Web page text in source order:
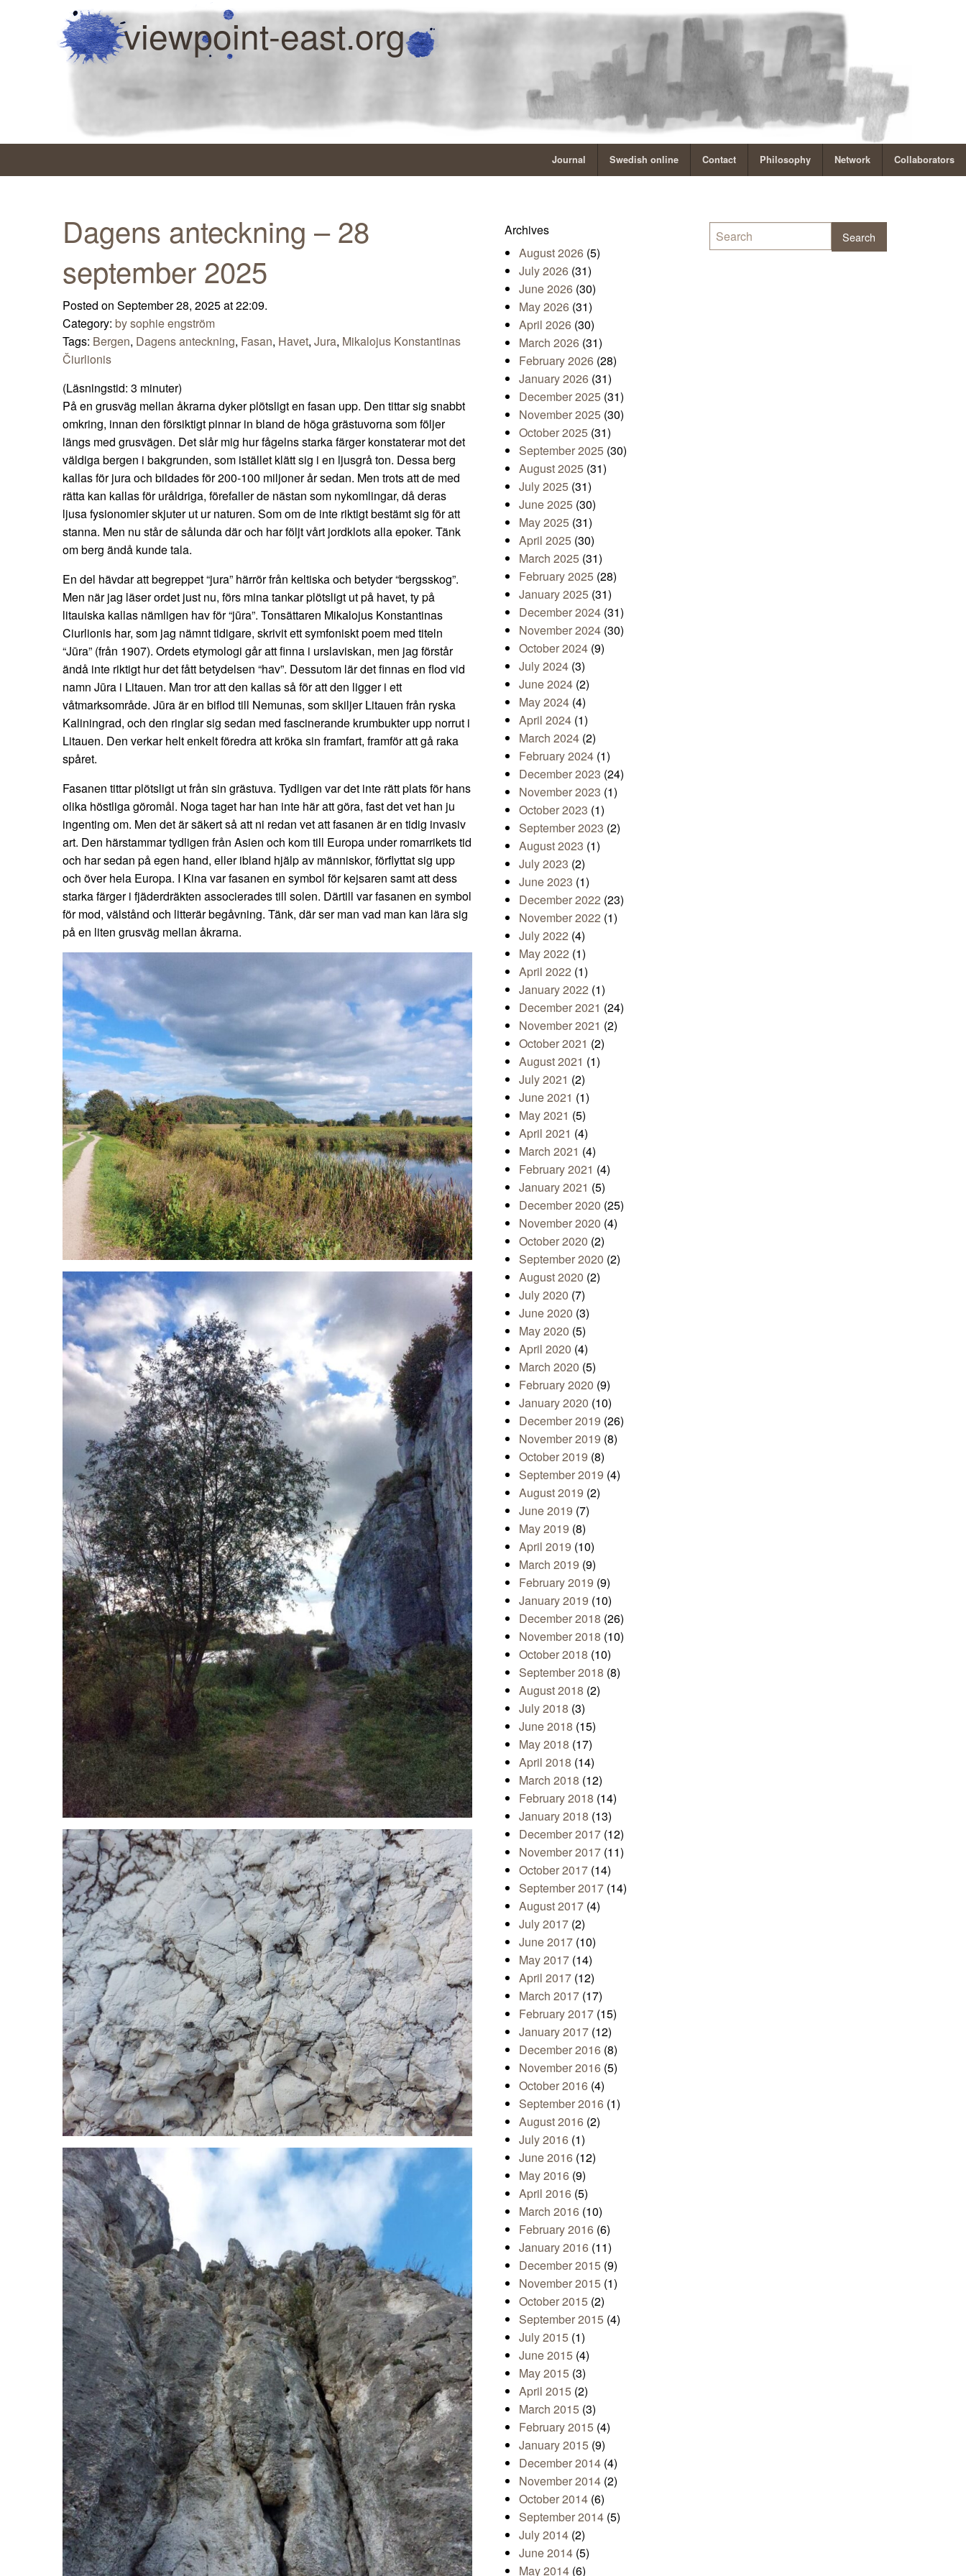
viewpoint-east.org
Journal Swedish online Contact Philosophy Network Collaborators
Dagens anteckning – 28
september 2025
Posted on September 28, 2025 at 22:09.
Category: by sophie engström
Tags: Bergen, Dagens anteckning, Fasan, Havet, Jura, Mikalojus Konstantinas
Čiurlionis
(Läsningstid: 3 minuter)
På en grusväg mellan åkrarna dyker plötsligt en fasan upp. Den tittar sig snabbt
omkring, innan den försiktigt pinnar in bland de höga grästuvorna som följer
längs med grusvägen. Det slår mig hur fågelns starka färger konstaterar mot det
väldiga bergen i bakgrunden, som istället klätt sig i en ljusgrå ton. Dessa berg
kallas för jura och bildades för 200-100 miljoner år sedan. Men trots att de med
rätta kan kallas för uråldriga, förefaller de nästan som nykomlingar, då deras
ljusa fysionomier skjuter ut ur naturen. Som om de inte riktigt bestämt sig för att
stanna. Men nu står de sålunda där och har följt vårt jordklots alla epoker. Tänk
om berg ändå kunde tala.
En del hävdar att begreppet “jura” härrör från keltiska och betyder “bergsskog”.
Men när jag läser ordet just nu, förs mina tankar plötsligt ut på havet, ty på
litauiska kallas nämligen hav för “jūra”. Tonsättaren Mikalojus Konstantinas
Ciurlionis har, som jag nämnt tidigare, skrivit ett symfoniskt poem med titeln
“Jūra” (från 1907). Ordets etymologi går att finna i urslaviskan, men jag förstår
ändå inte riktigt hur det fått betydelsen “hav”. Dessutom lär det finnas en flod vid
namn Jūra i Litauen. Man tror att den kallas så för att den ligger i ett
våtmarksområde. Jūra är en biflod till Nemunas, som skiljer Litauen från ryska
Kaliningrad, och den ringlar sig sedan med fascinerande krumbukter upp norrut i
Litauen. Den verkar helt enkelt föredra att kröka sin framfart, framför att gå raka
spåret.
Fasanen tittar plötsligt ut från sin grästuva. Tydligen var det inte rätt plats för hans
olika höstliga göromål. Noga taget har han inte här att göra, fast det vet han ju
ingenting om. Men det är säkert så att ni redan vet att fasanen är en tidig invasiv
art. Den härstammar tydligen från Asien och kom till Europa under romarrikets tid
och har sedan på egen hand, eller ibland hjälp av människor, förflyttat sig upp
och över hela Europa. I Kina var fasanen en symbol för kejsaren samt att dess
starka färger i fjäderdräkten associerades till solen. Därtill var fasanen en symbol
för mod, välstånd och litterär begåvning. Tänk, där ser man vad man kan lära sig
på en liten grusväg mellan åkrarna.
Archives
August 2026 (5)
July 2026 (31)
June 2026 (30)
May 2026 (31)
April 2026 (30)
March 2026 (31)
February 2026 (28)
January 2026 (31)
December 2025 (31)
November 2025 (30)
October 2025 (31)
September 2025 (30)
August 2025 (31)
July 2025 (31)
June 2025 (30)
May 2025 (31)
April 2025 (30)
March 2025 (31)
February 2025 (28)
January 2025 (31)
December 2024 (31)
November 2024 (30)
October 2024 (9)
July 2024 (3)
June 2024 (2)
May 2024 (4)
April 2024 (1)
March 2024 (2)
February 2024 (1)
December 2023 (24)
November 2023 (1)
October 2023 (1)
September 2023 (2)
August 2023 (1)
July 2023 (2)
June 2023 (1)
December 2022 (23)
November 2022 (1)
July 2022 (4)
May 2022 (1)
April 2022 (1)
January 2022 (1)
December 2021 (24)
November 2021 (2)
October 2021 (2)
August 2021 (1)
July 2021 (2)
June 2021 (1)
May 2021 (5)
April 2021 (4)
March 2021 (4)
February 2021 (4)
January 2021 (5)
December 2020 (25)
November 2020 (4)
October 2020 (2)
September 2020 (2)
August 2020 (2)
July 2020 (7)
June 2020 (3)
May 2020 (5)
April 2020 (4)
March 2020 (5)
February 2020 (9)
January 2020 (10)
December 2019 (26)
November 2019 (8)
October 2019 (8)
September 2019 (4)
August 2019 (2)
June 2019 (7)
May 2019 (8)
April 2019 (10)
March 2019 (9)
February 2019 (9)
January 2019 (10)
December 2018 (26)
November 2018 (10)
October 2018 (10)
September 2018 (8)
August 2018 (2)
July 2018 (3)
June 2018 (15)
May 2018 (17)
April 2018 (14)
March 2018 (12)
February 2018 (14)
January 2018 (13)
December 2017 (12)
November 2017 (11)
October 2017 (14)
September 2017 (14)
August 2017 (4)
July 2017 (2)
June 2017 (10)
May 2017 (14)
April 2017 (12)
March 2017 (17)
February 2017 (15)
January 2017 (12)
December 2016 (8)
November 2016 (5)
October 2016 (4)
September 2016 (1)
August 2016 (2)
July 2016 (1)
June 2016 (12)
May 2016 (9)
April 2016 (5)
March 2016 (10)
February 2016 (6)
January 2016 (11)
December 2015 (9)
November 2015 (1)
October 2015 (2)
September 2015 (4)
July 2015 (1)
June 2015 (4)
May 2015 (3)
April 2015 (2)
March 2015 (3)
February 2015 (4)
January 2015 (9)
December 2014 (4)
November 2014 (2)
October 2014 (6)
September 2014 (5)
July 2014 (2)
June 2014 (5)
May 2014 (6)